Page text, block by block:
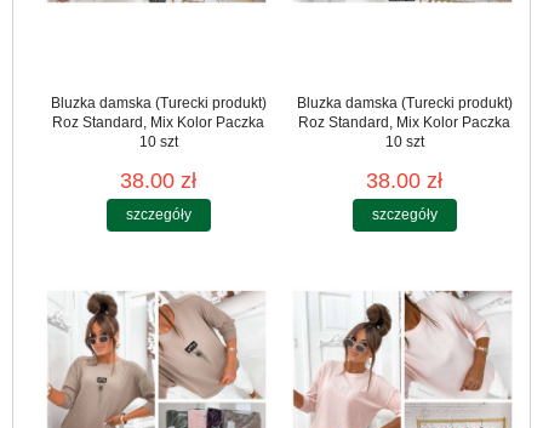
Bluzka damska (Turecki produkt)
Roz Standard, Mix Kolor Paczka
10 szt
38.00 zł
szczegóły
Bluzka damska (Turecki produkt)
Roz Standard, Mix Kolor Paczka
10 szt
38.00 zł
szczegóły